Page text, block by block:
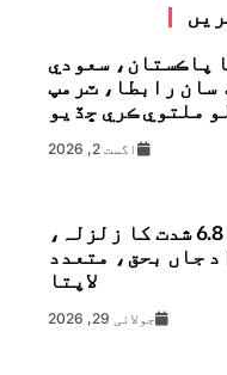
پاڪستان، سعودي
سان رابطا، ٽرمپ
ملتوي ڪري ڇڏيو
اگست 2, 2026
جاپان میں 6.8 شدت کا زلزلہ،
جاں بحق، متعدد
لاپتا
جولائی 29, 2026